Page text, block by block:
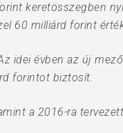
keretösszegben
60 milliárd forint
idei évben az új
forintot biztosít.
a 2016-ra